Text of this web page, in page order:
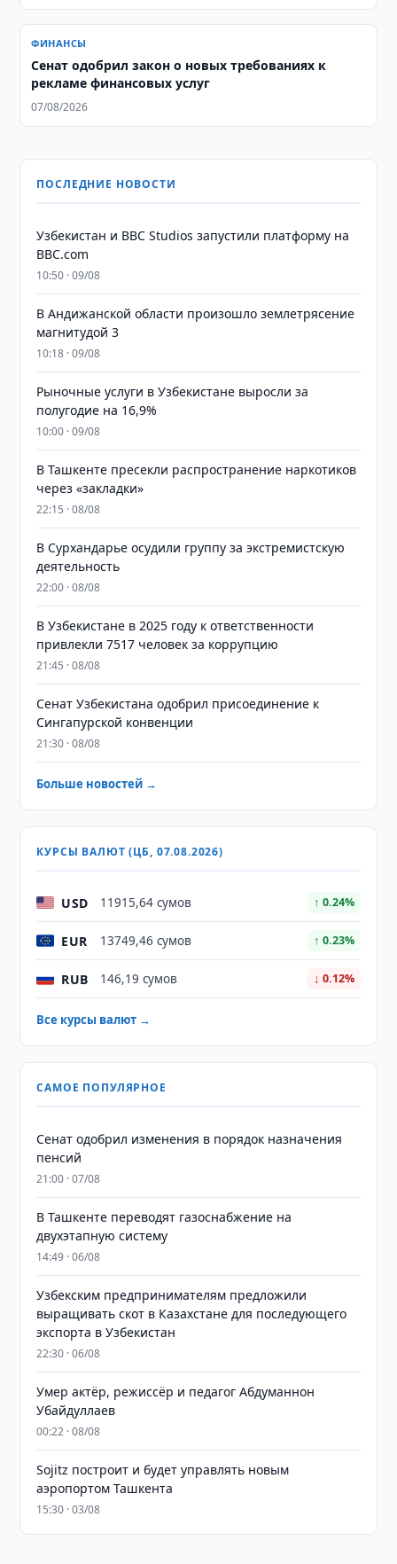
ФИНАНСЫ
Сенат одобрил закон о новых требованиях к
рекламе финансовых услуг
07/08/2026
ПОСЛЕДНИЕ НОВОСТИ
Узбекистан и BBC Studios запустили платформу на
BBC.com
10:50 · 09/08
В Андижанской области произошло землетрясение
магнитудой 3
10:18 · 09/08
Рыночные услуги в Узбекистане выросли за
полугодие на 16,9%
10:00 · 09/08
В Ташкенте пресекли распространение наркотиков
через «закладки»
22:15 · 08/08
В Сурхандарье осудили группу за экстремистскую
деятельность
22:00 · 08/08
В Узбекистане в 2025 году к ответственности
привлекли 7517 человек за коррупцию
21:45 · 08/08
Сенат Узбекистана одобрил присоединение к
Сингапурской конвенции
21:30 · 08/08
Больше новостей →
КУРСЫ ВАЛЮТ (ЦБ, 07.08.2026)
USD 11915,64 сумов ↑ 0.24%
EUR 13749,46 сумов ↑ 0.23%
RUB 146,19 сумов ↓ 0.12%
Все курсы валют →
САМОЕ ПОПУЛЯРНОЕ
Сенат одобрил изменения в порядок назначения
пенсий
21:00 · 07/08
В Ташкенте переводят газоснабжение на
двухэтапную систему
14:49 · 06/08
Узбекским предпринимателям предложили
выращивать скот в Казахстане для последующего
экспорта в Узбекистан
22:30 · 06/08
Умер актёр, режиссёр и педагог Абдуманнон
Убайдуллаев
00:22 · 08/08
Sojitz построит и будет управлять новым
аэропортом Ташкента
15:30 · 03/08